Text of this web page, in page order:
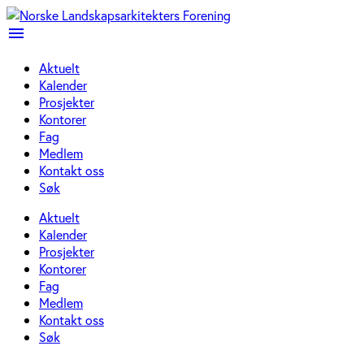
menu
Aktuelt
Kalender
Prosjekter
Kontorer
Fag
Medlem
Kontakt oss
Søk
Aktuelt
Kalender
Prosjekter
Kontorer
Fag
Medlem
Kontakt oss
Søk